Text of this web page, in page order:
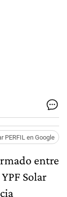
PERFIL en Google
entre
Solar